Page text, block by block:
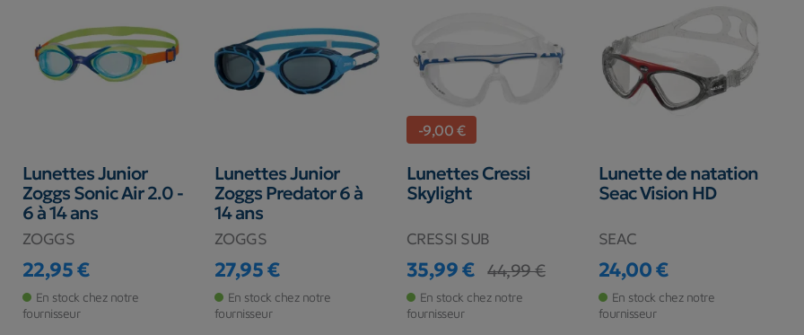
Lunettes Junior
Zoggs Sonic Air 2.0 -
6 à 14 ans
ZOGGS
Prix
22,95 €
En stock chez notre
fournisseur
Lunettes Junior
Zoggs Predator 6 à
14 ans
ZOGGS
Prix
27,95 €
En stock chez notre
fournisseur
-9,00 €
Lunettes Cressi
Skylight
CRESSI SUB
Prix
35,99 €
Prix de base
44,99 €
En stock chez notre
fournisseur
Lunette de natation
Seac Vision HD
SEAC
Prix
24,00 €
En stock chez notre
fournisseur